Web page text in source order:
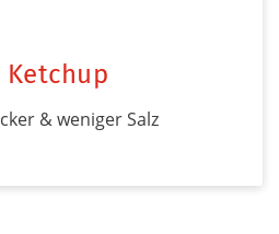
Ketchup
& weniger Salz